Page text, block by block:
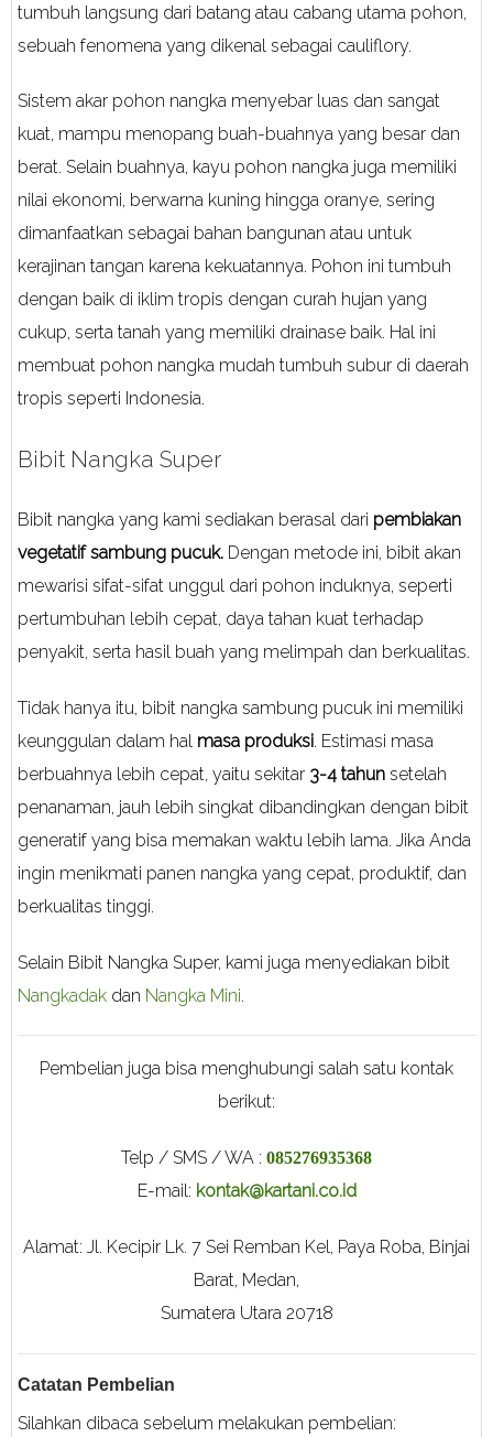
tumbuh langsung dari batang atau cabang utama pohon,
sebuah fenomena yang dikenal sebagai cauliflory.
Sistem akar pohon nangka menyebar luas dan sangat
kuat, mampu menopang buah-buahnya yang besar dan
berat. Selain buahnya, kayu pohon nangka juga memiliki
nilai ekonomi, berwarna kuning hingga oranye, sering
dimanfaatkan sebagai bahan bangunan atau untuk
kerajinan tangan karena kekuatannya. Pohon ini tumbuh
dengan baik di iklim tropis dengan curah hujan yang
cukup, serta tanah yang memiliki drainase baik. Hal ini
membuat pohon nangka mudah tumbuh subur di daerah
tropis seperti Indonesia.
Bibit Nangka Super
Bibit nangka yang kami sediakan berasal dari pembiakan
vegetatif sambung pucuk. Dengan metode ini, bibit akan
mewarisi sifat-sifat unggul dari pohon induknya, seperti
pertumbuhan lebih cepat, daya tahan kuat terhadap
penyakit, serta hasil buah yang melimpah dan berkualitas.
Tidak hanya itu, bibit nangka sambung pucuk ini memiliki
keunggulan dalam hal masa produksi. Estimasi masa
berbuahnya lebih cepat, yaitu sekitar 3-4 tahun setelah
penanaman, jauh lebih singkat dibandingkan dengan bibit
generatif yang bisa memakan waktu lebih lama. Jika Anda
ingin menikmati panen nangka yang cepat, produktif, dan
berkualitas tinggi.
Selain Bibit Nangka Super, kami juga menyediakan bibit
Nangkadak dan Nangka Mini.
Pembelian juga bisa menghubungi salah satu kontak
berikut:
Telp / SMS / WA : 085276935368
E-mail: kontak@kartani.co.id
Alamat: Jl. Kecipir Lk. 7 Sei Remban Kel, Paya Roba, Binjai
Barat, Medan,
Sumatera Utara 20718
Catatan Pembelian
Silahkan dibaca sebelum melakukan pembelian: